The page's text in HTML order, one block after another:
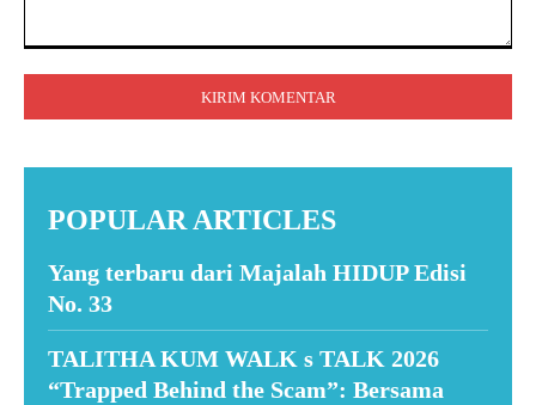
POPULAR ARTICLES
Yang terbaru dari Majalah HIDUP Edisi
No. 33
TALITHA KUM WALK s TALK 2026
“Trapped Behind the Scam”: Bersama